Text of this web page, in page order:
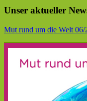
Unser aktueller
Mut rund um die Welt